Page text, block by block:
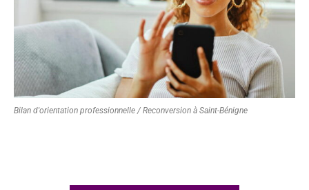
Bilan d'orientation professionnelle / Reconversion à Saint-Bénigne